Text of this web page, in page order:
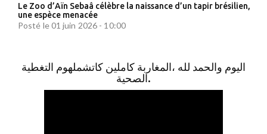
Le Zoo d’Aïn Sebaâ célèbre la naissance d’un tapir brésilien,
une espèce menacée
Posté le 01 juin 2026 - 10:00
اليوم والحمد لله ،المغاربة كاملين كاتشملهوم التغطية
الصحية.